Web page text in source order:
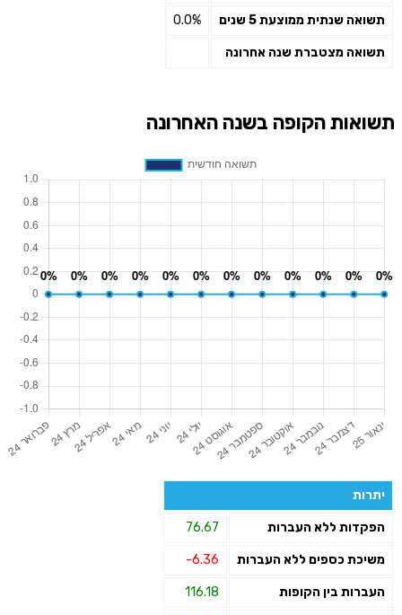
תשואה שנתית ממוצעת 5 שנים 0.0%
תשואה מצטברת שנה אחרונה
תשואות הקופה בשנה האחרונה
יתרות
הפקדות ללא העברות 76.67
משיכת כספים ללא העברות -6.36
העברות בין הקופות 116.18